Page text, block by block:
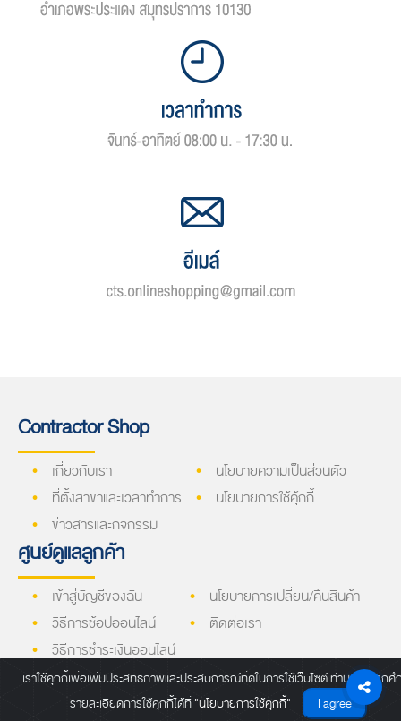
Contractor Shop
เกี่ยวกับเรา
ที่ตั้งสาขาและเวลาทำการ
ข่าวสารและกิจกรรม
นโยบายความเป็นส่วนตัว
นโยบายการใช้คุ้กกี้
ศูนย์ดูแลลูกค้า
เข้าสู่บัญชีของฉัน
วิธีการช้อปออนไลน์
วิธีการชำระเงินออนไลน์
วิธีการจัดส่งสินค้า
นโยบายการเปลี่ยน/คืนสินค้า
ติดต่อเรา
ลงทะเบียนรับข่าวสารโปรโมชั่นสุดพิเศษ
เราใช้คุกกี้เพื่อเพิ่มประสิทธิภาพและประสบการณ์ที่ดีในการใช้เว็บไซต์ ท่านสามารถศึ
รายละเอียดการใช้คุกกี้ได้ที่"นโยบายการใช้คุกกี้" I agree